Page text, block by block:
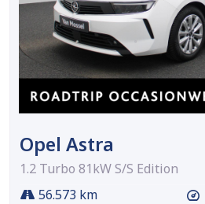
Opel Astra
1.2 Turbo 81kW S/S Edition
56.573 km